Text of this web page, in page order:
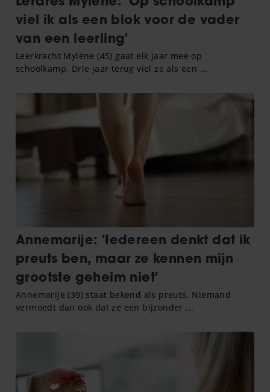
en om ons websiteverkeer te analyseren. Ook delen we
informatie over uw gebruik van onze site met onze
partners voor social media, adverteren en analyse. Deze
partners kunnen deze gegevens combineren met andere
informatie die u aan ze heeft verstrekt of die ze hebben
verzameld op basis van uw gebruik van hun services. U